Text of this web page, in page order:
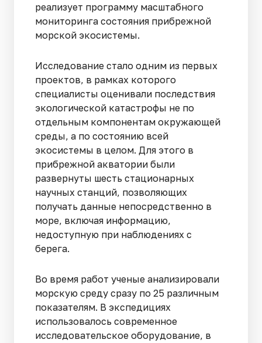
реализует программу масштабного
мониторинга состояния прибрежной
морской экосистемы.
Исследование стало одним из первых
проектов, в рамках которого
специалисты оценивали последствия
экологической катастрофы не по
отдельным компонентам окружающей
среды, а по состоянию всей
экосистемы в целом. Для этого в
прибрежной акватории были
развернуты шесть стационарных
научных станций, позволяющих
получать данные непосредственно в
море, включая информацию,
недоступную при наблюдениях с
берега.
Во время работ ученые анализировали
морскую среду сразу по 25 различным
показателям. В экспедициях
использовалось современное
исследовательское оборудование, в